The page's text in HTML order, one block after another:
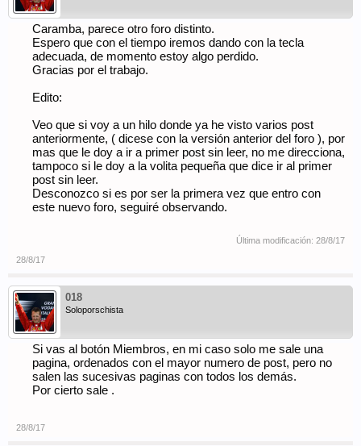
Caramba, parece otro foro distinto.
Espero que con el tiempo iremos dando con la tecla
adecuada, de momento estoy algo perdido.
Gracias por el trabajo.
Edito:
Veo que si voy a un hilo donde ya he visto varios post
anteriormente, ( dicese con la versión anterior del foro ), por
mas que le doy a ir a primer post sin leer, no me direcciona,
tampoco si le doy a la volita pequeña que dice ir al primer
post sin leer.
Desconozco si es por ser la primera vez que entro con
este nuevo foro, seguiré observando.
Última modificación: 28/8/17
28/8/17
018
Soloporschista
Si vas al botón Miembros, en mi caso solo me sale una
pagina, ordenados con el mayor numero de post, pero no
salen las sucesivas paginas con todos los demás.
Por cierto sale .
28/8/17